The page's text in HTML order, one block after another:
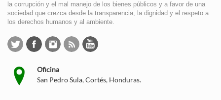
la corrupción y el mal manejo de los bienes públicos y a favor de una
sociedad que crezca desde la transparencia, la dignidad y el respeto a
los derechos humanos y al ambiente.
Oficina
San Pedro Sula, Cortés, Honduras.